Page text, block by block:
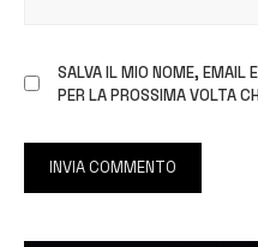
SALVA IL MIO NOME, EMAIL
PER LA PROSSIMA VOLTA